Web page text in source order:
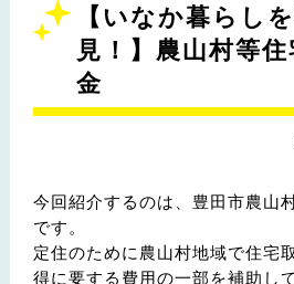
【いなか暮らし
見！】農山村等
金
今回紹介するのは、豊田市農山
です。
定住のために農山村地域で住宅
得に要する費用の一部を補助し